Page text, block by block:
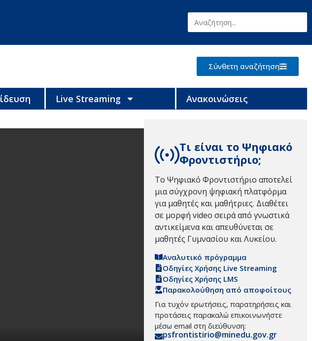
Σύνθετη αναζήτηση
Live Streaming Ανακοινώσεις
Τι είναι το Ψηφιακό
Φροντιστήριο;
Το Ψηφιακό Φροντιστήριο αποτελεί
μια σύγχρονη ψηφιακή πλατφόρμα
για μαθητές και μαθήτριες. Διαθέτει
σε μορφή video σειρά από γνωστικά
αντικείμενα και απευθύνεται σε
μαθητές Γυμνασίου και Λυκείου.
Αναλυτικό πρόγραμμα
Οδηγίες Χρήσης Live Streaming
Οδηγίες Χρήσης LMS
Παρακολούθηση από αποφοίτους
Για τυχόν ερωτήσεις, παρατηρήσεις και
προτάσεις παρακαλώ επικοινωνήστε
μέσω email στη διεύθυνση:
psfrontistirio@minedu.gov.gr